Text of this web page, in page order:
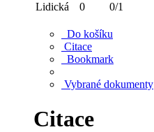
Lidická
0 0/1
Do košíku
Citace
Bookmark
Vybrané dokumenty
Citace